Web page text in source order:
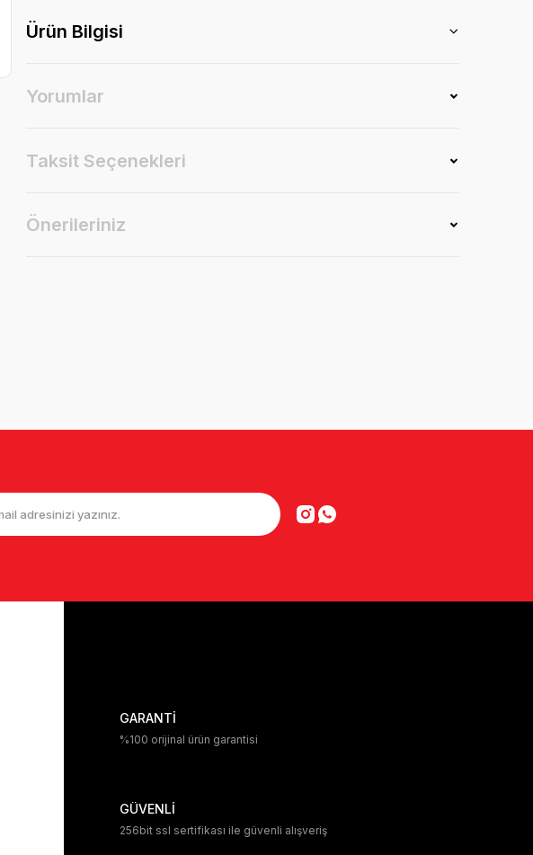
Ürün Bilgisi
Yorumlar
Taksit Seçenekleri
Önerileriniz
GARANTİ
%100 orijinal ürün garantisi
GÜVENLİ
256bit ssl sertifikası ile güvenli alışveriş